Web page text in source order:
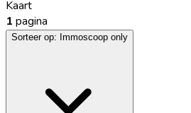
Kaart
1 pagina
Sorteer op: Immoscoop only